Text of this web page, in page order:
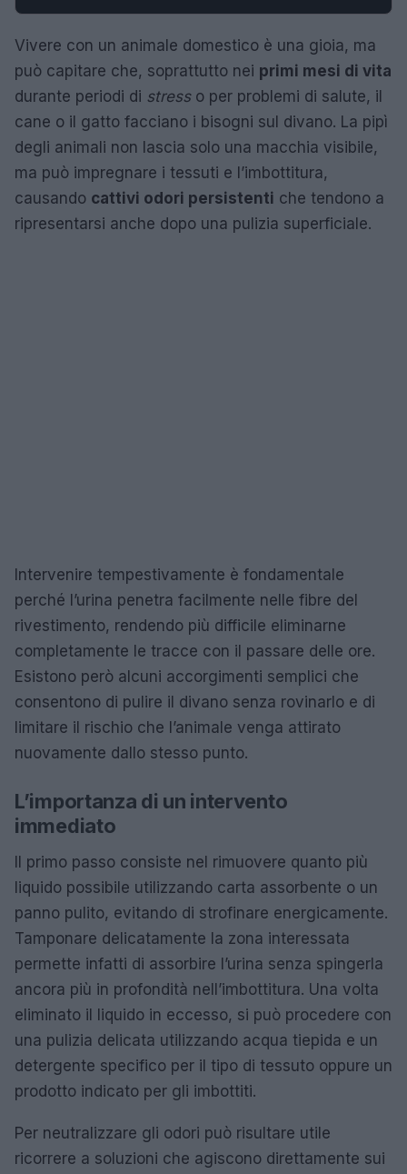
Vivere con un animale domestico è una gioia, ma
può capitare che, soprattutto nei primi mesi di vita
durante periodi di stresso per problemi di salute, il
cane o il gatto facciano i bisogni sul divano. La pipì
degli animali non lascia solo una macchia visibile,
ma può impregnare i tessuti e l’imbottitura,
causando cattivi odori persistenti che tendono a
ripresentarsi anche dopo una pulizia superficiale.
Intervenire tempestivamente è fondamentale
perché l’urina penetra facilmente nelle fibre del
rivestimento, rendendo più difficile eliminarne
completamente le tracce con il passare delle ore.
Esistono però alcuni accorgimenti semplici che
consentono di pulire il divano senza rovinarlo e di
limitare il rischio che l’animale venga attirato
nuovamente dallo stesso punto.
L’importanza di un intervento
immediato
Il primo passo consiste nel rimuovere quanto più
liquido possibile utilizzando carta assorbente o un
panno pulito, evitando di strofinare energicamente.
Tamponare delicatamente la zona interessata
permette infatti di assorbire l’urina senza spingerla
ancora più in profondità nell’imbottitura. Una volta
eliminato il liquido in eccesso, si può procedere con
una pulizia delicata utilizzando acqua tiepida e un
detergente specifico per il tipo di tessuto oppure un
prodotto indicato per gli imbottiti.
Per neutralizzare gli odori può risultare utile
ricorrere a soluzioni che agiscono direttamente sui